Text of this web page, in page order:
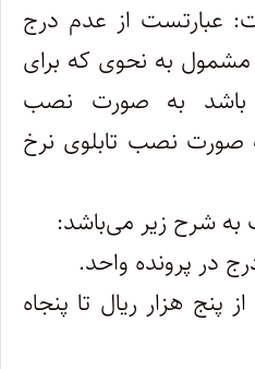
عبارتست از عدم درج
به نحوی که برای
باشد به صورت نصب
صورت نصب تابلوی نرخ
به شرح زیر می‌باشد:
در پرونده واحد.
پنج هزار ریال تا پنجاه